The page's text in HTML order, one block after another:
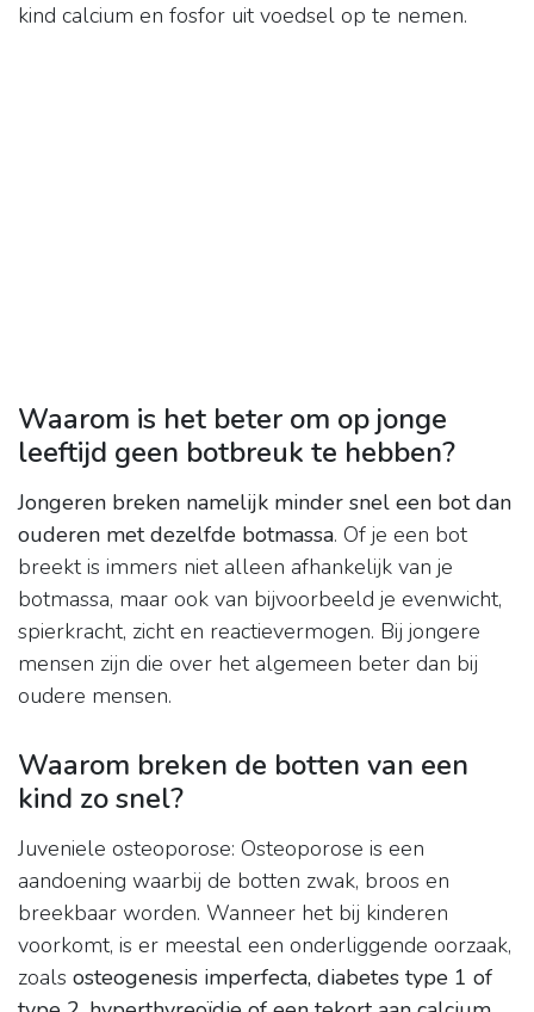
kind calcium en fosfor uit voedsel op te nemen.
Waarom is het beter om op jonge
leeftijd geen botbreuk te hebben?
Jongeren breken namelijk minder snel een bot dan
ouderen met dezelfde botmassa. Of je een bot
breekt is immers niet alleen afhankelijk van je
botmassa, maar ook van bijvoorbeeld je evenwicht,
spierkracht, zicht en reactievermogen. Bij jongere
mensen zijn die over het algemeen beter dan bij
oudere mensen.
Waarom breken de botten van een
kind zo snel?
Juveniele osteoporose: Osteoporose is een
aandoening waarbij de botten zwak, broos en
breekbaar worden. Wanneer het bij kinderen
voorkomt, is er meestal een onderliggende oorzaak,
zoals osteogenesis imperfecta, diabetes type 1 of